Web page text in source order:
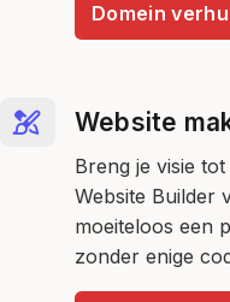
Domein
Website
Breng je visie
Website Builder
moeiteloos een
zonder enige